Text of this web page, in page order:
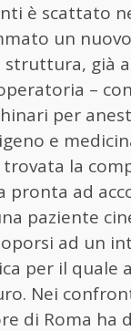
è scattato
un
struttura, già
–
per
e
trovata la
pronta ad
paziente
ad un
per il quale
Nei
di Roma ha